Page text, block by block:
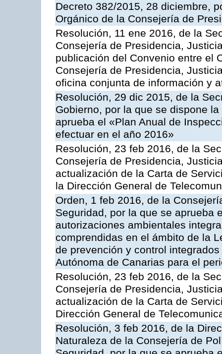
Decreto 382/2015, 28 diciembre,
Orgánico de la Consejería de
Resolución, 11 ene 2016, de la
Consejería de Presidencia,
publicación del Convenio entre el
Consejería de Presidencia,
oficina conjunta de información y
Resolución, 29 dic 2015, de la
Gobierno, por la que se dispone
aprueba el «Plan Anual de
efectuar en el año 2016»
Resolución, 23 feb 2016, de la
Consejería de Presidencia,
actualización de la Carta de
la Dirección General de
Orden, 1 feb 2016, de la
Seguridad, por la que se aprueba
autorizaciones ambientales
comprendidas en el ámbito de la
de prevención y control
Autónoma de Canarias para el
Resolución, 23 feb 2016, de la
Consejería de Presidencia,
actualización de la Carta de
Dirección General de
Resolución, 3 feb 2016, de la
Naturaleza de la Consejería de